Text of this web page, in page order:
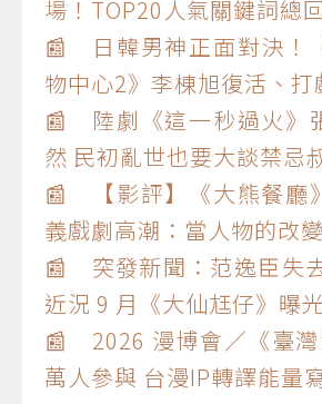
場！TOP20人氣關鍵詞總
📰 日韓男神正面對決！
物中心2》李棟旭復活、打
📰 陸劇《這一秒過火》
然 民初亂世也要大談禁忌
📰 【影評】《大熊餐廳
義戲劇高潮：當人物的改
📰 突發新聞：范逸臣失
近況 9 月《大仙尪仔》曝光
📰 2026 漫博會／《臺
萬人參與 台漫IP轉譯能量